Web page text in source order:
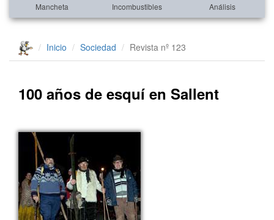
Mancheta Incombustibles Análisis
Inicio Sociedad Revista nº 123
100 años de esquí en Sallent